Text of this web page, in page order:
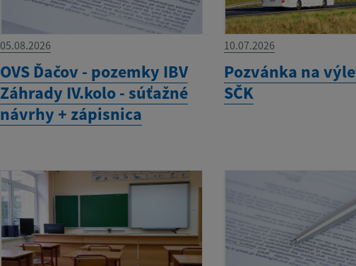
05.08.2026
OVS Ďačov - pozemky IBV
Záhrady IV.kolo - súťažné
návrhy + zápisnica
10.07.2026
Pozvánka na
SČK